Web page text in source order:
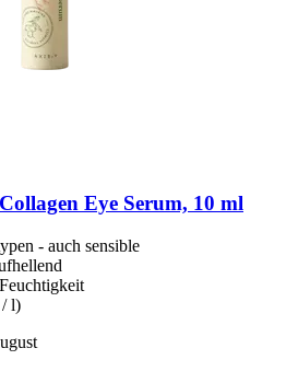
Eye Serum, 10 ml
- auch sensible
l)